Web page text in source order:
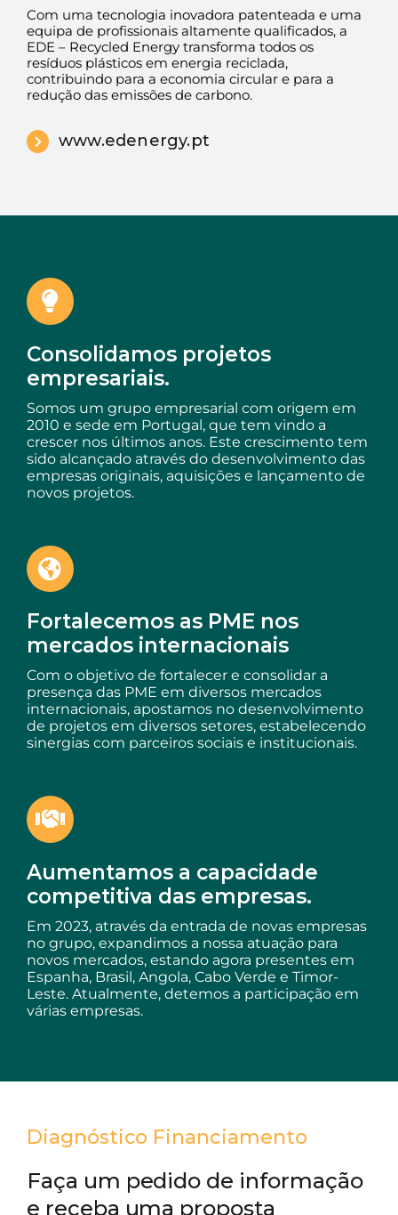
Com uma tecnologia inovadora patenteada e uma
equipa de profissionais altamente qualificados, a
EDE – Recycled Energy transforma todos os
resíduos plásticos em energia reciclada,
contribuindo para a economia circular e para a
redução das emissões de carbono.
www.edenergy.pt
Consolidamos projetos
empresariais.
Somos um grupo empresarial com origem em
2010 e sede em Portugal, que tem vindo a
crescer nos últimos anos. Este crescimento tem
sido alcançado através do desenvolvimento das
empresas originais, aquisições e lançamento de
novos projetos.
Fortalecemos as PME nos
mercados internacionais
Com o objetivo de fortalecer e consolidar a
presença das PME em diversos mercados
internacionais, apostamos no desenvolvimento
de projetos em diversos setores, estabelecendo
sinergias com parceiros sociais e institucionais.
Aumentamos a capacidade
competitiva das empresas.
Em 2023, através da entrada de novas empresas
no grupo, expandimos a nossa atuação para
novos mercados, estando agora presentes em
Espanha, Brasil, Angola, Cabo Verde e Timor-
Leste. Atualmente, detemos a participação em
várias empresas.
Diagnóstico Financiamento
Faça um pedido de informação
e receba uma proposta